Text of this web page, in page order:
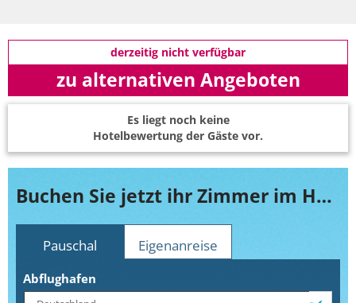
derzeitig nicht verfügbar
zu alternativen Angeboten
Es liegt noch keine
Hotelbewertung der Gäste vor.
Buchen Sie jetzt ihr Zimmer im Hotel Des Alpes
Pauschal Eigenanreise
Abflughafen